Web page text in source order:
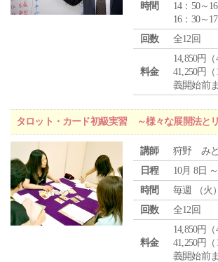
時間
14：50～
16：30～
回数
全12回
料金
14,850円
41,250円
義開始前ま
タロット・カード初級実習 ～様々な展開法と
講師
狩野 み
日程
10月 8日
時間
毎週 （火
回数
全12回
料金
14,850円
41,250円
義開始前ま